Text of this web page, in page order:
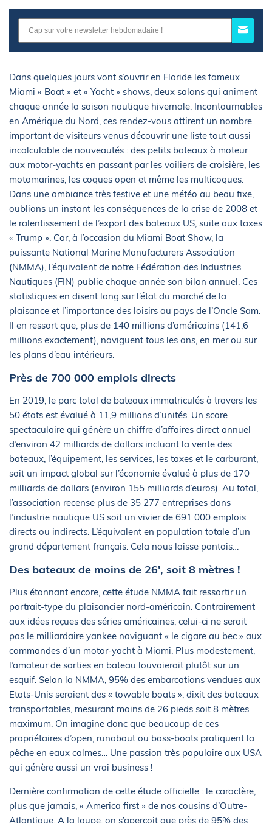
Dans quelques jours vont s’ouvrir en Floride les fameux
Miami « Boat » et « Yacht » shows, deux salons qui animent
chaque année la saison nautique hivernale. Incontournables
en Amérique du Nord, ces rendez-vous attirent un nombre
important de visiteurs venus découvrir une liste tout aussi
incalculable de nouveautés : des petits bateaux à moteur
aux motor-yachts en passant par les voiliers de croisière, les
motomarines, les coques open et même les multicoques.
Dans une ambiance très festive et une météo au beau fixe,
oublions un instant les conséquences de la crise de 2008 et
le ralentissement de l’export des bateaux US, suite aux taxes
« Trump ». Car, à l’occasion du Miami Boat Show, la
puissante National Marine Manufacturers Association
(NMMA), l’équivalent de notre Fédération des Industries
Nautiques (FIN) publie chaque année son bilan annuel. Ces
statistiques en disent long sur l’état du marché de la
plaisance et l’importance des loisirs au pays de l’Oncle Sam.
Il en ressort que, plus de 140 millions d’américains (141,6
millions exactement), naviguent tous les ans, en mer ou sur
les plans d’eau intérieurs.
Près de 700 000 emplois directs
En 2019, le parc total de bateaux immatriculés à travers les
50 états est évalué à 11,9 millions d’unités. Un score
spectaculaire qui génère un chiffre d’affaires direct annuel
d’environ 42 milliards de dollars incluant la vente des
bateaux, l’équipement, les services, les taxes et le carburant,
soit un impact global sur l’économie évalué à plus de 170
milliards de dollars (environ 155 milliards d’euros). Au total,
l’association recense plus de 35 277 entreprises dans
l’industrie nautique US soit un vivier de 691 000 emplois
directs ou indirects. L’équivalent en population totale d’un
grand département français. Cela nous laisse pantois…
Des bateaux de moins de 26', soit 8 mètres !
Plus étonnant encore, cette étude NMMA fait ressortir un
portrait-type du plaisancier nord-américain. Contrairement
aux idées reçues des séries américaines, celui-ci ne serait
pas le milliardaire yankee naviguant « le cigare au bec » aux
commandes d’un motor-yacht à Miami. Plus modestement,
l’amateur de sorties en bateau louvoierait plutôt sur un
esquif. Selon la NMMA, 95% des embarcations vendues aux
Etats-Unis seraient des « towable boats », dixit des bateaux
transportables, mesurant moins de 26 pieds soit 8 mètres
maximum. On imagine donc que beaucoup de ces
propriétaires d’open, runabout ou bass-boats pratiquent la
pêche en eaux calmes… Une passion très populaire aux USA
qui génère aussi un vrai business !
Dernière confirmation de cette étude officielle : le caractère,
plus que jamais, « America first » de nos cousins d’Outre-
Atlantique. A la loupe, on s’aperçoit que près de 95% des